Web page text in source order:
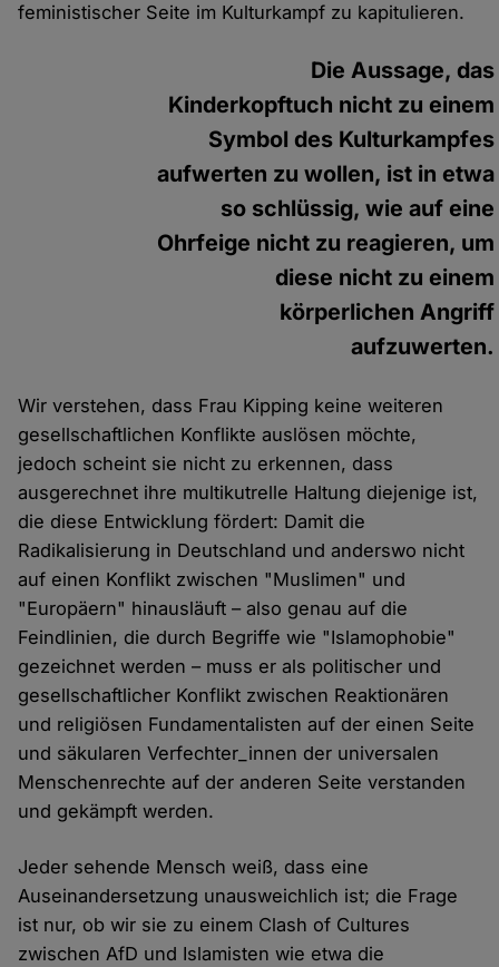
feministischer Seite im Kulturkampf zu kapitulieren.
Die Aussage, das
Kinderkopftuch nicht zu einem
Symbol des Kulturkampfes
aufwerten zu wollen, ist in etwa
so schlüssig, wie auf eine
Ohrfeige nicht zu reagieren, um
diese nicht zu einem
körperlichen Angriff
aufzuwerten.
Wir verstehen, dass Frau Kipping keine weiteren
gesellschaftlichen Konflikte auslösen möchte,
jedoch scheint sie nicht zu erkennen, dass
ausgerechnet ihre multikutrelle Haltung diejenige ist,
die diese Entwicklung fördert: Damit die
Radikalisierung in Deutschland und anderswo nicht
auf einen Konflikt zwischen "Muslimen" und
"Europäern" hinausläuft – also genau auf die
Feindlinien, die durch Begriffe wie "Islamophobie"
gezeichnet werden – muss er als politischer und
gesellschaftlicher Konflikt zwischen Reaktionären
und religiösen Fundamentalisten auf der einen Seite
und säkularen Verfechter_innen der universalen
Menschenrechte auf der anderen Seite verstanden
und gekämpft werden.
Jeder sehende Mensch weiß, dass eine
Auseinandersetzung unausweichlich ist; die Frage
ist nur, ob wir sie zu einem Clash of Cultures
zwischen AfD und Islamisten wie etwa die